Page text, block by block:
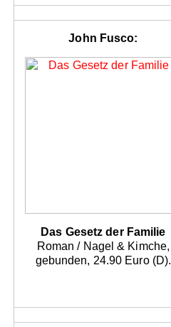
John Fusco:
Das Gesetz der Familie
Roman / Nagel & Kimche,
gebunden, 24.90 Euro (D).